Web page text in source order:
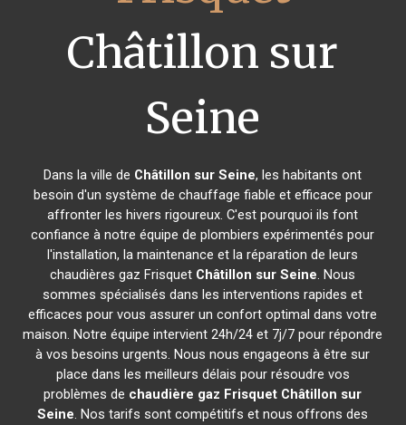
Châtillon sur
Seine
Dans la ville de Châtillon sur Seine, les habitants ont
besoin d'un système de chauffage fiable et efficace pour
affronter les hivers rigoureux. C'est pourquoi ils font
confiance à notre équipe de plombiers expérimentés pour
l'installation, la maintenance et la réparation de leurs
chaudières gaz Frisquet Châtillon sur Seine. Nous
sommes spécialisés dans les interventions rapides et
efficaces pour vous assurer un confort optimal dans votre
maison. Notre équipe intervient 24h/24 et 7j/7 pour répondre
à vos besoins urgents. Nous nous engageons à être sur
place dans les meilleurs délais pour résoudre vos
problèmes de chaudière gaz Frisquet Châtillon sur
Seine. Nos tarifs sont compétitifs et nous offrons des